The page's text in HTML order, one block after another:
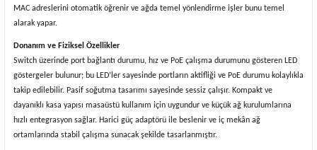
MAC adreslerini otomatik öğrenir ve ağda temel yönlendirme işler bunu temel
alarak yapar.
Donanım ve Fiziksel Özellikler
Switch üzerinde port bağlantı durumu, hız ve PoE çalışma durumunu gösteren LED
göstergeler bulunur; bu LED’ler sayesinde portların aktifliği ve PoE durumu kolaylıkla
takip edilebilir. Pasif soğutma tasarımı sayesinde sessiz çalışır. Kompakt ve
dayanıklı kasa yapısı masaüstü kullanım için uygundur ve küçük ağ kurulumlarına
hızlı entegrasyon sağlar. Harici güç adaptörü ile beslenir ve iç mekân ağ
ortamlarında stabil çalışma sunacak şekilde tasarlanmıştır.